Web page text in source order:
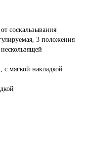
соскальзывания
3 положения
мягкой накладкой